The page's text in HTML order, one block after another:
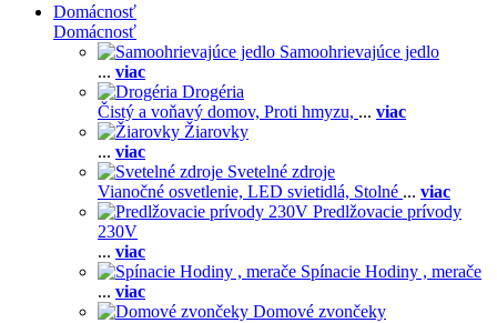
Domácnosť
Domácnosť
Samoohrievajúce jedlo
... viac
Drogéria
Čistý a voňavý domov, Proti hmyzu, ... viac
Žiarovky
... viac
Svetelné zdroje
Vianočné osvetlenie, LED svietidlá, Stolné ... viac
Predlžovacie prívody
230V
... viac
Spínacie Hodiny , merače
... viac
Domové zvončeky